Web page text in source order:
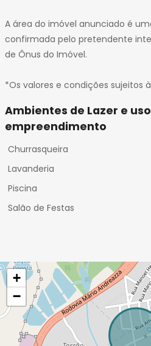
A área do imóvel anunciado é
confirmada pelo pretendente
de Ônus do Imóvel.
*Os valores e condições sujeitos
Ambientes de Lazer e
empreendimento
Churrasqueira
Lavanderia
Piscina
Salão de Festas
+
−